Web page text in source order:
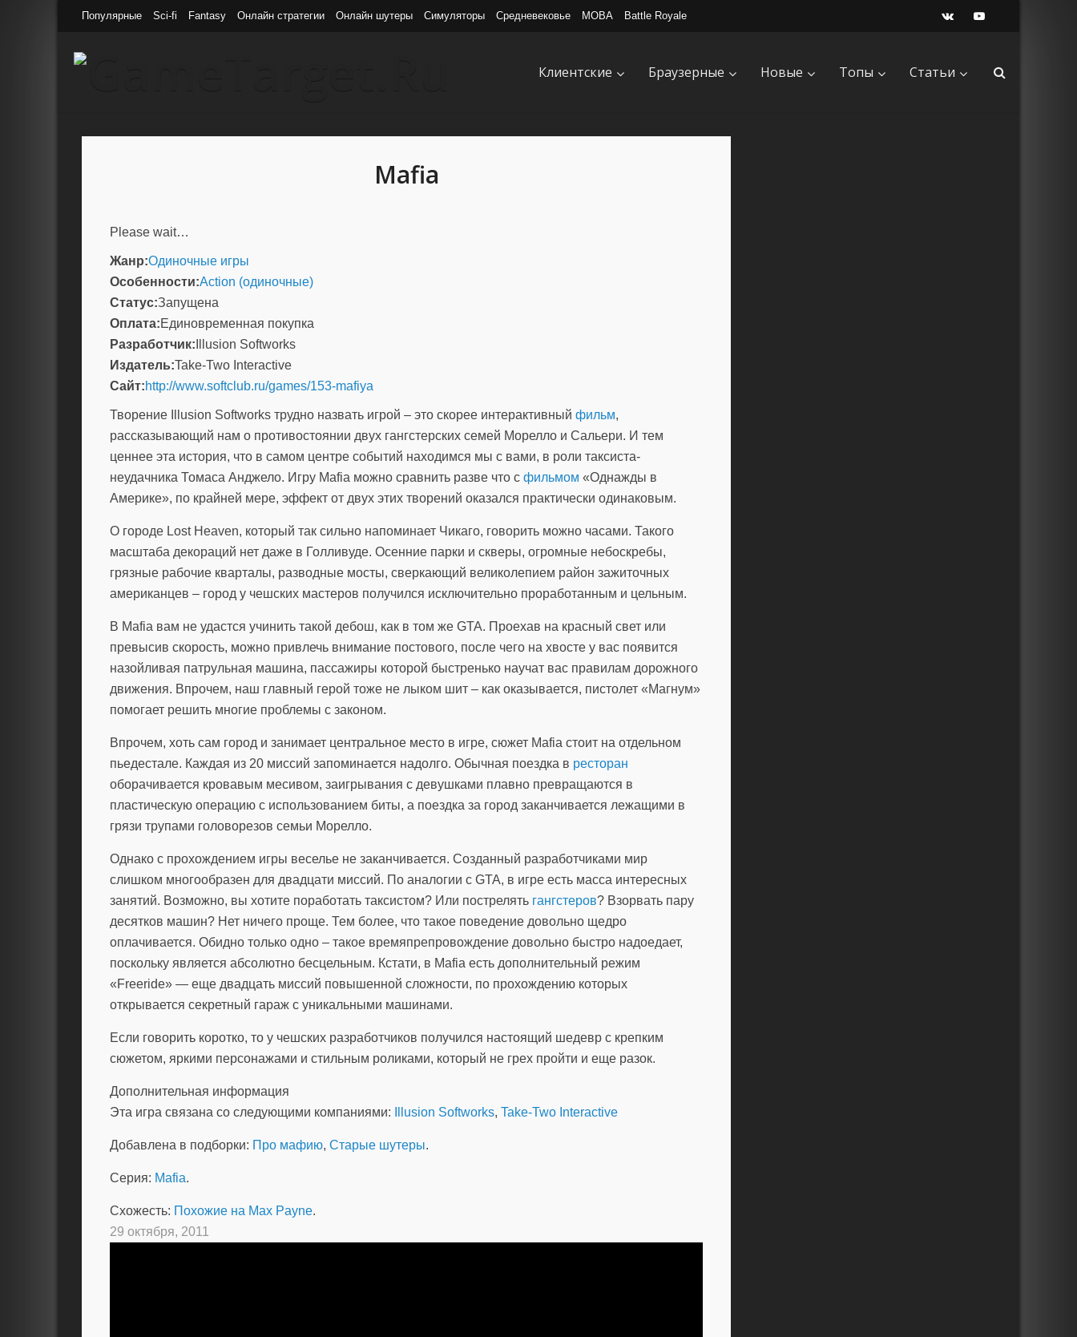
Популярные Sci-fi Fantasy Онлайн стратегии Онлайн шутеры Симуляторы Средневековье MOBA Battle Royale
Клиентские Браузерные Новые Топы Статьи
Mafia
Please wait…
Жанр:Одиночные игры
Особенности:Action (одиночные)
Статус:Запущена
Оплата:Единовременная покупка
Разработчик: Illusion Softworks
Издатель:Take-Two Interactive
Сайт:http://www.softclub.ru/games/153-mafiya
Творение Illusion Softworks трудно назвать игрой – это скорее интерактивный фильм,
рассказывающий нам о противостоянии двух гангстерских семей Морелло и Сальери. И тем
ценнее эта история, что в самом центре событий находимся мы с вами, в роли таксиста-
неудачника Томаса Анджело. Игру Mafia можно сравнить разве что с фильмом «Однажды в
Америке», по крайней мере, эффект от двух этих творений оказался практически одинаковым.
О городе Lost Heaven, который так сильно напоминает Чикаго, говорить можно часами. Такого
масштаба декораций нет даже в Голливуде. Осенние парки и скверы, огромные небоскребы,
грязные рабочие кварталы, разводные мосты, сверкающий великолепием район зажиточных
американцев – город у чешских мастеров получился исключительно проработанным и цельным.
В Mafia вам не удастся учинить такой дебош, как в том же GTA. Проехав на красный свет или
превысив скорость, можно привлечь внимание постового, после чего на хвосте у вас появится
назойливая патрульная машина, пассажиры которой быстренько научат вас правилам дорожного
движения. Впрочем, наш главный герой тоже не лыком шит – как оказывается, пистолет «Магнум»
помогает решить многие проблемы с законом.
Впрочем, хоть сам город и занимает центральное место в игре, сюжет Mafia стоит на отдельном
пьедестале. Каждая из 20 миссий запоминается надолго. Обычная поездка в ресторан
оборачивается кровавым месивом, заигрывания с девушками плавно превращаются в
пластическую операцию с использованием биты, а поездка за город заканчивается лежащими в
грязи трупами головорезов семьи Морелло.
Однако с прохождением игры веселье не заканчивается. Созданный разработчиками мир
слишком многообразен для двадцати миссий. По аналогии с GTA, в игре есть масса интересных
занятий. Возможно, вы хотите поработать таксистом? Или пострелять гангстеров? Взорвать пару
десятков машин? Нет ничего проще. Тем более, что такое поведение довольно щедро
оплачивается. Обидно только одно – такое времяпрепровождение довольно быстро надоедает,
поскольку является абсолютно бесцельным. Кстати, в Mafia есть дополнительный режим
«Freeride» — еще двадцать миссий повышенной сложности, по прохождению которых
открывается секретный гараж с уникальными машинами.
Если говорить коротко, то у чешских разработчиков получился настоящий шедевр с крепким
сюжетом, яркими персонажами и стильным роликами, который не грех пройти и еще разок.
Дополнительная информация
Эта игра связана со следующими компаниями:
Illusion Softworks, Take-Two Interactive
Добавлена в подборки: Про мафию, Старые шутеры.
Серия: Mafia.
Схожесть: Похожие на Max Payne.
29 октября, 2011